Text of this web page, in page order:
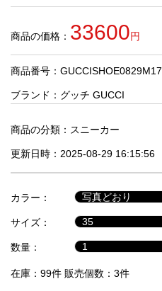
商
人
気
商
セ
ル
品
商品の価格： 33600円
商品番号：GUCCISHOE0829M17
ブランド： グッチ GUCCI
商品の分類： スニーカー
更新日時：2025-08-29 16:15:56
カラー：
サイズ：
数量：
在庫：99件 販売個数：3件